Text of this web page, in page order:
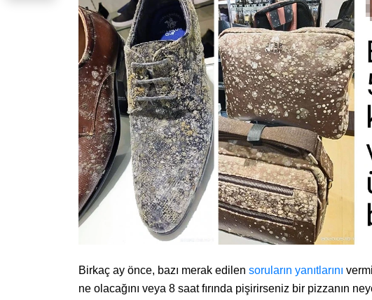
Birkaç ay önce, bazı merak edilen soruların yanıtlarını
ne olacağını veya 8 saat fırında pişirirseniz bir pizzanın